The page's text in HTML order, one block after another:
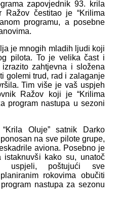
zapovjednik 93. krila
Ražov čestitao je “Krilima
programu, a posebne
je mnogih mladih ljudi koji
pilota. To je velika čast i
zahtjevna i složena
golemi trud, rad i zalaganje
Tim više je vaš uspjeh
Ražov koji je “Krilima
program nastupa u sezoni
Oluje” satnik Darko
na sve pilote grupe,
aviona. Posebno je
istaknuvši kako su, unatoč
uspjeli, poštujući sve
rokovima obučiti
nastupa za sezonu